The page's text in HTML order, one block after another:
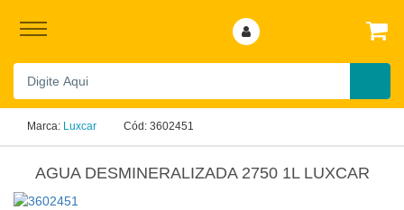
Marca: Luxcar Cód: 3602451
AGUA DESMINERALIZADA 2750 1L LUXCAR